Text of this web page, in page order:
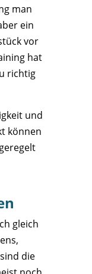
man
ein
vor
hat
richtig
und
können
gleich
die